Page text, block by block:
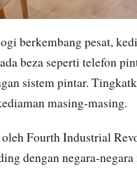
berkembang pesat,
beza seperti telefon
sistem pintar.
masing-masing.
Fourth Industrial
dengan negara-